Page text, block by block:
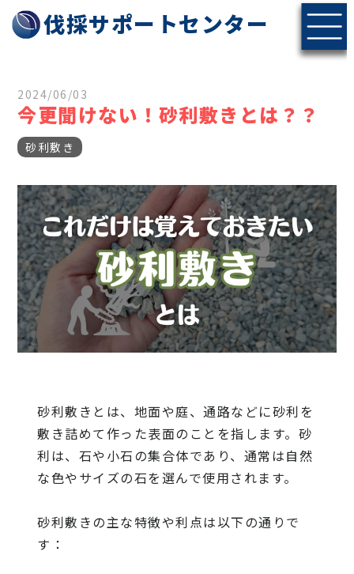
伐採サポートセンター
2024/06/03
今更聞けない！砂利敷きとは？？
砂利敷き
砂利敷きとは、地面や庭、通路などに砂利を
敷き詰めて作った表面のことを指します。砂
利は、石や小石の集合体であり、通常は自然
な色やサイズの石を選んで使用されます。
砂利敷きの主な特徴や利点は以下の通りで
す：